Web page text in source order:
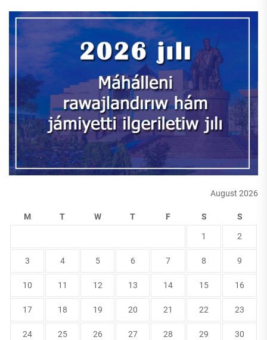
August 2026
M T W T F S S
1 2
3 4 5 6 7 8 9
10 11 12 13 14 15 16
17 18 19 20 21 22 23
24 25 26 27 28 29 30